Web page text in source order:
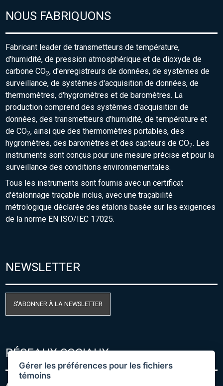
NOUS FABRIQUONS
Fabricant leader de transmetteurs de température,
d'humidité, de pression atmosphérique et de dioxyde de
carbone CO2, d'enregistreurs de données, de systèmes de
surveillance, de systèmes d'acquisition de données, de
thermomètres, d'hygromètres et de baromètres. La
production comprend des systèmes d'acquisition de
données, des transmetteurs d'humidité, de température et
de CO2, ainsi que des thermomètres portables, des
hygromètres, des baromètres et des capteurs de CO2. Les
instruments sont conçus pour une mesure précise et pour la
surveillance des conditions environnementales.
Tous les instruments sont fournis avec un certificat
d'étalonnage traçable inclus, avec une traçabilité
métrologique déclarée des étalons basée sur les exigences
de la norme EN ISO/IEC 17025.
NEWSLETTER
S'ABONNER À LA NEWSLETTER
RÉSEAUX SOCIAUX
Gérer les préférences pour les fichiers
témoins